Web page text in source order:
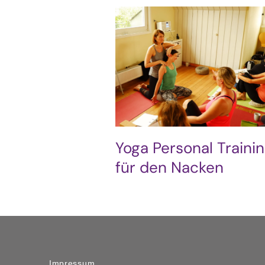
Yoga Personal
für den Nacken
Impressum